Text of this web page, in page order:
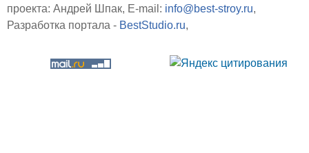
проекта: Андрей Шпак E-mail: info@best-stroy.ru
Разработка портала - BestStudio.ru